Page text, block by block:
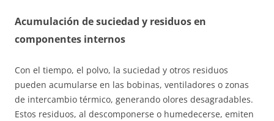
Acumulación de suciedad y residuos en
componentes internos
Con el tiempo, el polvo, la suciedad y otros residuos
pueden acumularse en las bobinas, ventiladores o zonas
de intercambio térmico, generando olores desagradables.
Estos residuos, al descomponerse o humedecerse, emiten